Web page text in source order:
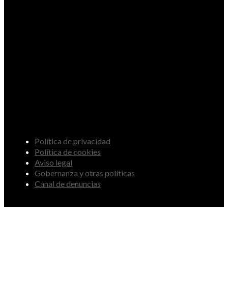
Política de privacidad
Política de cookies
Aviso legal
Gobernanza y otras políticas
Canal de denuncias